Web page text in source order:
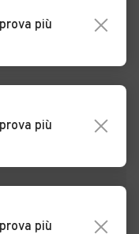
Scandale
più
più
più